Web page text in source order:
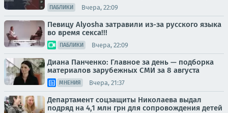
ПАБЛИКИ Вчера, 22:09
Певицу Alyosha затравили из-за русского языка
во время секса!!!
ПАБЛИКИ Вчера, 22:09
Диана Панченко: Главное за день — подборка
материалов зарубежных СМИ за 8 августа
МНЕНИЯ Вчера, 21:37
Департамент соцзащиты Николаева выдал
подряд на 4,1 млн грн для сопровождения детей